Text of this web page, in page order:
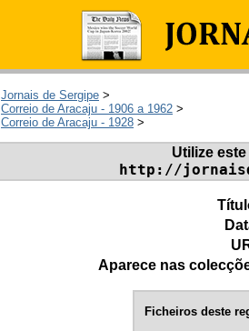
Jornais de Sergipe >
Correio de Aracaju - 1906 a 1962 >
Correio de Aracaju - 1928 >
Utilize
http://
Aparece nas
Ficheiros deste